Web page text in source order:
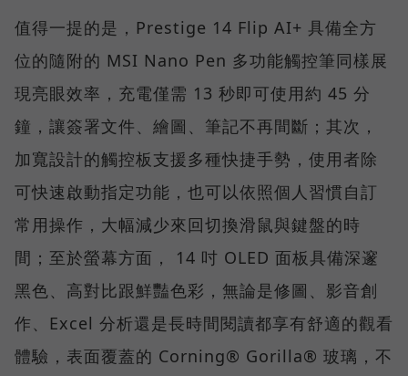
值得一提的是，Prestige 14 Flip AI+ 具備全方
位的隨附的 MSI Nano Pen 多功能觸控筆同樣展
現亮眼效率，充電僅需 13 秒即可使用約 45 分
鐘，讓簽署文件、繪圖、筆記不再間斷；其次，
加寬設計的觸控板支援多種快捷手勢，使用者除
可快速啟動指定功能，也可以依照個人習慣自訂
常用操作，大幅減少來回切換滑鼠與鍵盤的時
間；至於螢幕方面， 14 吋 OLED 面板具備深邃
黑色、高對比跟鮮豔色彩，無論是修圖、影音創
作、Excel 分析還是長時間閱讀都享有舒適的觀看
體驗，表面覆蓋的 Corning® Gorilla® 玻璃，不